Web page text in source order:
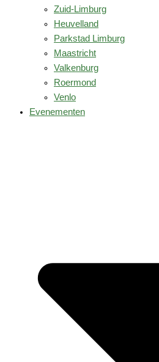
Zuid-Limburg
Heuvelland
Parkstad Limburg
Maastricht
Valkenburg
Roermond
Venlo
Evenementen